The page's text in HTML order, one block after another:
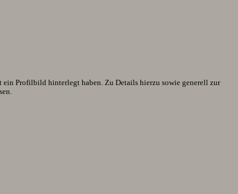
ein Profilbild hinterlegt haben. Zu Details hierzu sowie generell zur